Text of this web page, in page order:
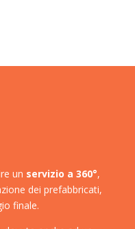
un servizio a 360°,
dei prefabbricati,
finale.